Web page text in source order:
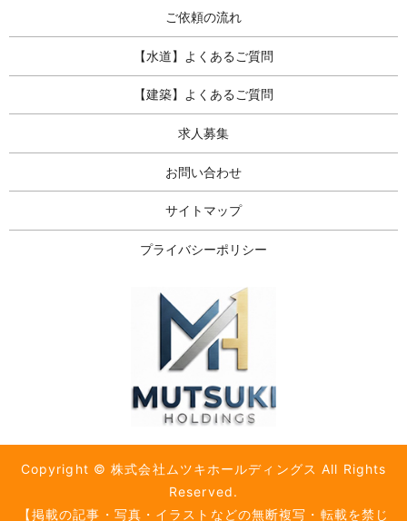
ご依頼の流れ
【水道】よくあるご質問
【建築】よくあるご質問
求人募集
お問い合わせ
サイトマップ
プライバシーポリシー
Copyright © 株式会社ムツキホールディングス All Rights
Reserved.
【掲載の記事・写真・イラストなどの無断複写・転載を禁じ